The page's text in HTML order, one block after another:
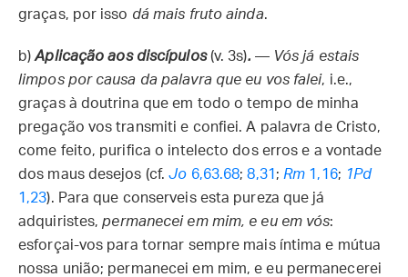
graças, por isso dá mais fruto ainda.
b) Aplicação aos discípulos (v. 3s). — Vós já estais
limpos por causa da palavra que eu vos falei, i.e.,
graças à doutrina que em todo o tempo de minha
pregação vos transmiti e confiei. A palavra de Cristo,
come feito, purifica o intelecto dos erros e a vontade
dos maus desejos (cf.Jo 6,63.68;8,31 ; Rm 1,16; 1Pd
1,23). Para que conserveis esta pureza que já
adquiristes,permanecei em mim, e eu em vós:
esforçai-vos para tornar sempre mais íntima e mútua
nossa união; permanecei em mim, e eu permanecerei